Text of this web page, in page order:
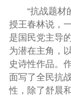
“抗战题材
授王春林说，
是国民党主导
为潜在主角，
史诗性作品。
面写了全民抗
性，除了舒晨